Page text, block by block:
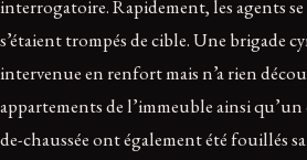
interrogatoire. Rapidement, les agents
s’étaient trompés de cible. Une brigade
intervenue en renfort mais n’a rien
appartements de l’immeuble ainsi qu’un
de-chaussée ont également été fouillés